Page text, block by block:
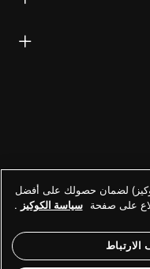
لضمان حصولك على أفضل
على صفحة سياسة الكوكيز .